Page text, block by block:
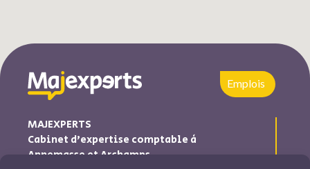
Emplois
MAJEXPERTS
Cabinet d’expertise comptable à
Annemasse et Archamps